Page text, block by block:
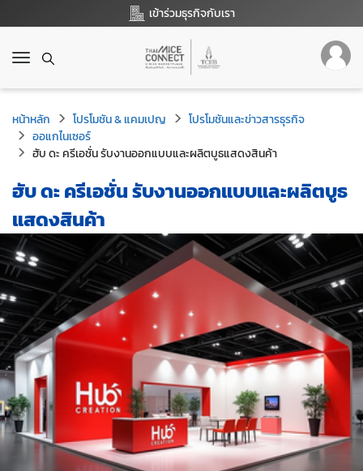
เข้าร่วมธุรกิจกับเรา
T
g
g
l
e
n
a
v
i
g
a
t
i
n
หน้าหลัก โปรโมชัน & แคมเปญ
โปรโมชันและข่าวสารธุรกิจ
ออแกไนเซอร์
ฮับ ดะ ครีเอชั่น รับงานออกแบบและผลิตบูธแสดงสินค้า
ฮับ ดะ ครีเอชั่น รับงานออกแบบและผลิตบูธ
แสดงสินค้า